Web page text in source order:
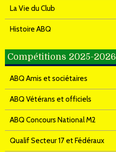
La Vie du Club
Histoire ABQ
Compétitions 2025-2026
ABQ Amis et sociétaires
ABQ Vétérans et officiels
ABQ Concours National M2
Qualif Secteur 17 et Fédéraux